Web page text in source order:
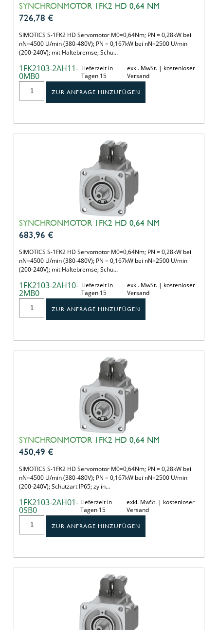
SYNCHRONMOTOR 1FK2 HD 0,64 NM
726,78 €
SIMOTICS S-1FK2 HD Servomotor M0=0,64Nm; PN = 0,28kW bei
nN=4500 U/min (380-480V); PN = 0,167kW bei nN=2500 U/min
(200-240V); mit Haltebremse; Schu…
1FK2103-2AH11-
0MB0
Lieferzeit in
Tagen 15
exkl. MwSt. | kostenloser
Versand
ZUR ANFRAGE HINZUFÜGEN
SYNCHRONMOTOR 1FK2 HD 0,64 NM
683,96 €
SIMOTICS S-1FK2 HD Servomotor M0=0,64Nm; PN = 0,28kW bei
nN=4500 U/min (380-480V); PN = 0,167kW bei nN=2500 U/min
(200-240V); mit Haltebremse; Schu…
1FK2103-2AH10-
2MB0
Lieferzeit in
Tagen 15
exkl. MwSt. | kostenloser
Versand
ZUR ANFRAGE HINZUFÜGEN
SYNCHRONMOTOR 1FK2 HD 0,64 NM
450,49 €
SIMOTICS S-1FK2 HD Servomotor M0=0,64Nm; PN = 0,28kW bei
nN=4500 U/min (380-480V); PN = 0,167kW bei nN=2500 U/min
(200-240V); Schutzart IP65; zylin…
1FK2103-2AH01-
0SB0
Lieferzeit in
Tagen 15
exkl. MwSt. | kostenloser
Versand
ZUR ANFRAGE HINZUFÜGEN